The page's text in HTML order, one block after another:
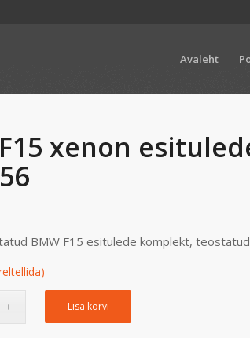
Avaleht
xenon
BMW F15 esitulede komplekt,
Lisa korvi